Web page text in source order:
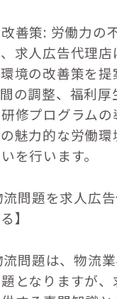
善策: 労働力の
求人広告代理店
境の改善策を提
の調整、福利厚
修プログラムの
魅力的な労働環
を行います。
流問題を求人広
】
問題は、物流
となりますが、